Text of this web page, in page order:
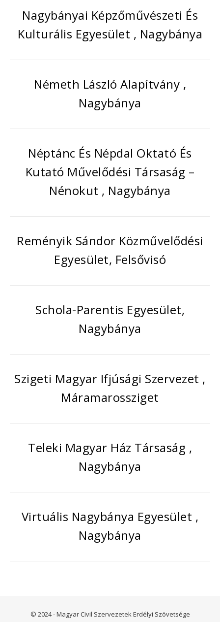
Nagybányai Képzőművészeti És
Kulturális Egyesület , Nagybánya
Németh László Alapítvány ,
Nagybánya
Néptánc És Népdal Oktató És
Kutató Művelődési Társaság –
Nénokut , Nagybánya
Reményik Sándor Közművelődési
Egyesület, Felsővisó
Schola-Parentis Egyesület,
Nagybánya
Szigeti Magyar Ifjúsági Szervezet ,
Máramarossziget
Teleki Magyar Ház Társaság ,
Nagybánya
Virtuális Nagybánya Egyesület ,
Nagybánya
© 2024 - Magyar Civil Szervezetek Erdélyi Szövetsége